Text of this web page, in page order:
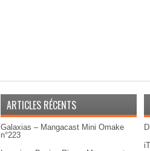
ARTICLES RÉCENTS
Galaxias – Mangacast Mini Omake
n°223